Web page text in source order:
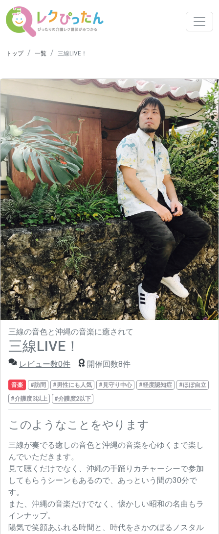
トップ 一覧 三線LIVE！
三線LIVE！
三線の音色と沖縄の音楽に癒されて
レビュー数0件 開催回数8件
音楽 #訪問 #男性にも人気 #見守り中心 #軽度認知症
#ほぼ自立
#介護度3以上
#介護度2以下
このようなことをやります
三線が奏でる癒しの音色と沖縄の音楽を心ゆくまで楽し
んでいただきます。
見て聴くだけでなく、沖縄の手踊りカチャーシーで参加
してもらうシーンもあるので、あっという間の30分で
す。
また、沖縄の音楽だけでなく、懐かしい昭和の名曲もラ
インナップ。
陽気で笑顔あふれる時間と、時代をさかのぼるノスタル